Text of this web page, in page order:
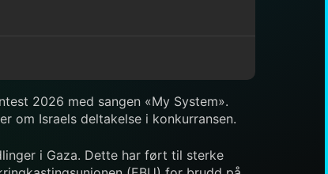
2026 med sangen «My System».
om Israels deltakelse i konkurransen.
i Gaza. Dette har ført til sterke